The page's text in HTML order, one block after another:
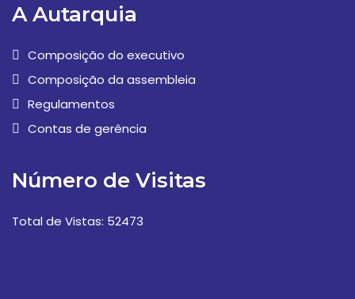
A Autarquia
Composição do executivo
Composição da assembleia
Regulamentos
Contas de gerência
Número de Visitas
Total de Vistas: 52473